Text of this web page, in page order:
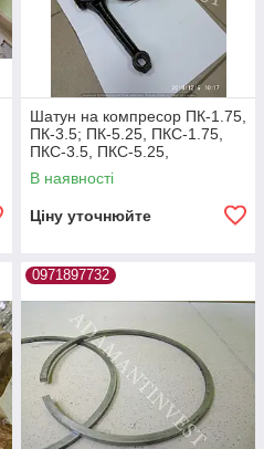
Шатун на компресор ПК-1.75,
ПК-3.5; ПК-5.25, ПКС-1.75,
ПКС-3.5, ПКС-5.25,
ПКСД-5.25
В наявності
Ціну уточнюйте
0971897732